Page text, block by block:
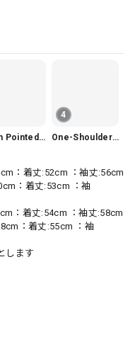
Mesh Pointed Toe Pumps V165
4
One-Shoulder Slim-Fit Flattering Mermaid Skirt Dress V2295
：着丈:52cm ：袖丈:56cm
：着丈:53cm ：袖
：着丈:54cm ：袖丈:58cm
：着丈:55cm ：袖
します